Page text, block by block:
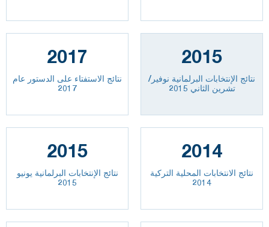
2017
نتائج الاستفتاء على الدستور عام
2017
2015
نتائج الإنتخابات البرلمانية نوفير/
تشرين الثاني 2015
2015
نتائج الإنتخابات البرلمانية يونيو
2015
2014
نتائج الانتخابات المحلية التركية
2014